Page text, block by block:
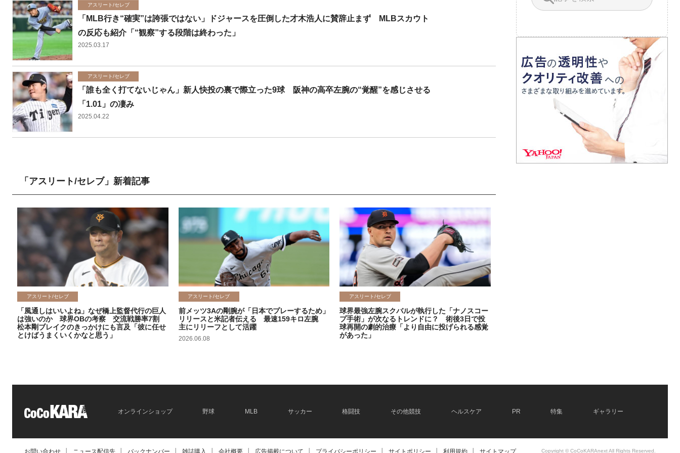
アスリート/セレブ
「MLB行き“確実”は誇張ではない」ドジャースを圧倒した才木浩人に賛辞止まず MLBスカウト
の反応も紹介「“観察”する段階は終わった」
2025.03.17
アスリート/セレブ
「誰も全く打てないじゃん」新人快投の裏で際立った9球 阪神の高卒左腕の“覚醒”を感じさせる
「1.01」の凄み
2025.04.22
「アスリート/セレブ」新着記事
アスリート/セレブ
「風通しはいいよね」なぜ橋上監督代行の巨人
は強いのか 球界OBの考察 交流戦勝率7割
松本剛ブレイクのきっかけにも言及「彼に任せ
とけばうまくいくかなと思う」
アスリート/セレブ
前メッツ3Aの剛腕が「日本でプレーするため」
リリースと米記者伝える 最速159キロ左腕
主にリリーフとして活躍
2026.06.08
アスリート/セレブ
球界最強左腕スクバルが執行した「ナノスコー
プ手術」が次なるトレンドに？ 術後3日で投
球再開の劇的治療「より自由に投げられる感覚
があった」
オンラインショップ 野球 MLB サッカー 格闘技 その他競技 ヘルスケア PR 特集 ギャラリー
お問い合わせ ニュース配信先 バックナンバー 雑誌購入 会社概要 広告掲載について プライバシーポリシー サイトポリシー 利用規約 サイトマップ Copyright © CoCoKARAnext All Rights Reserved.